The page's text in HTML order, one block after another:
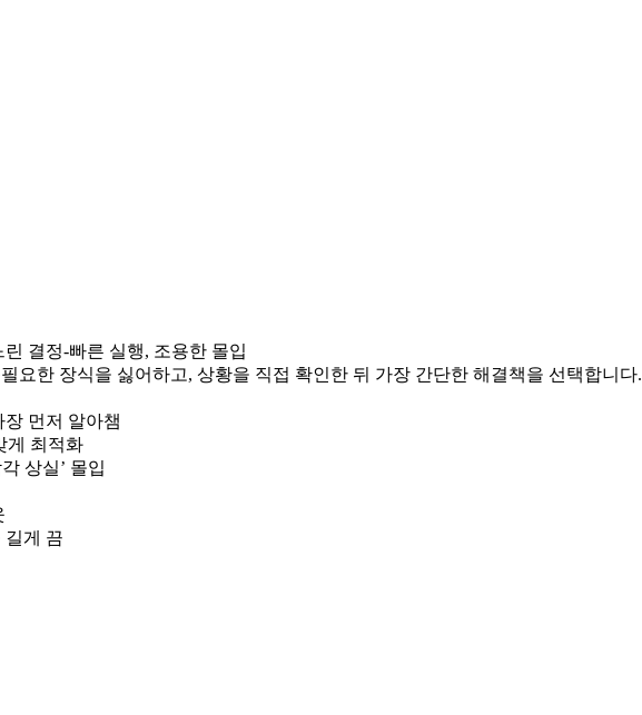
결정-빠른 실행, 조용한 몰입
요한 장식을 싫어하고, 상황을 직접 확인한 뒤 가장 간단한 해결책을 선택합니다.
먼저 알아챔
게 최적화
상실’ 몰입
길게 끔